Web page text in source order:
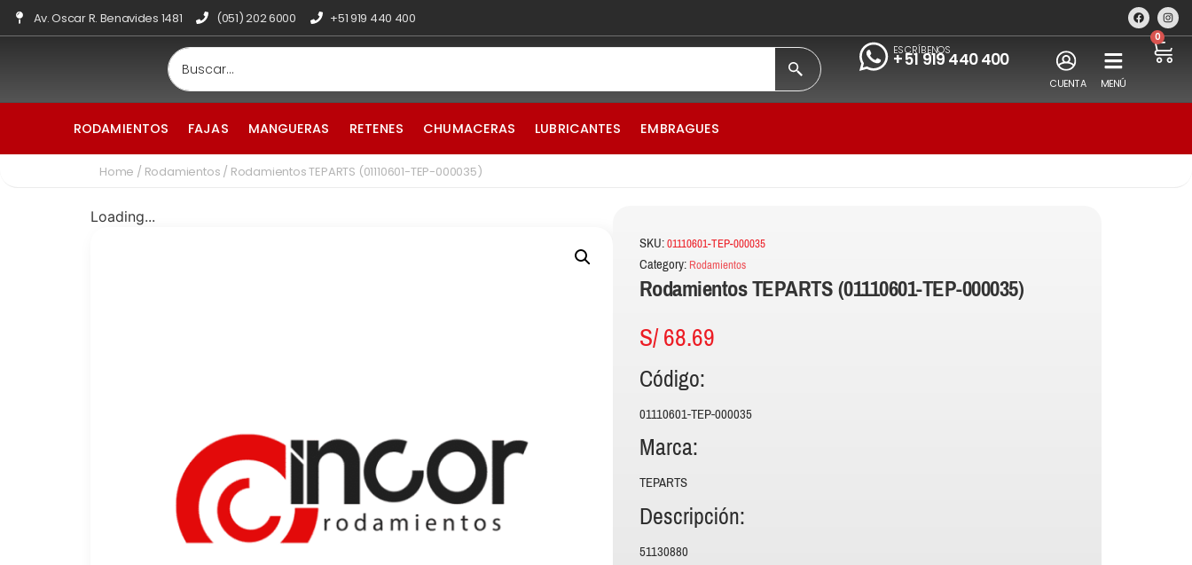
Av. Oscar R. Benavides 1481 (051) 202 6000 +51 919 440 400
ESCRÍBENOS
+51 919 440 400
CUENTA MENÚ
0
RODAMIENTOS FAJAS MANGUERAS RETENES CHUMACERAS LUBRICANTES EMBRAGUES
Home / Rodamientos / Rodamientos TEPARTS (01110601-TEP-000035)
Loading...
SKU:01110601-TEP-000035
Category: Rodamientos
Rodamientos TEPARTS (01110601-TEP-000035)
S/68.69
Código:
01110601-TEP-000035
Marca:
TEPARTS
Descripción:
51130880